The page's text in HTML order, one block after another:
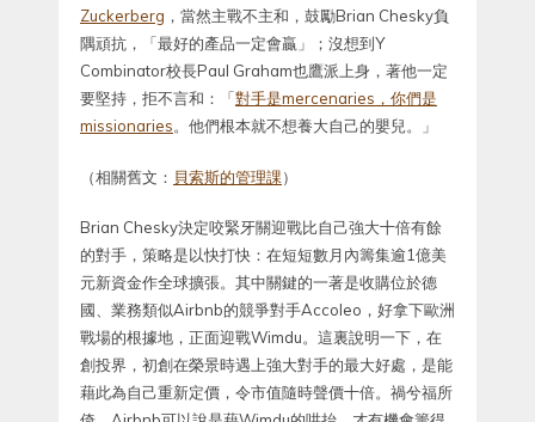
Zuckerberg ，當然主戰不主和，鼓勵Brian Chesky負
隅頑抗，「最好的產品一定會贏」；沒想到Y
Combinator校長Paul Graham也鷹派上身，著他一定
要堅持，拒不言和：「對手是mercenaries，你們是
missionaries。他們根本就不想養大自己的嬰兒。」
（相關舊文： 貝索斯的管理課）
Brian Chesky決定咬緊牙關迎戰比自己強大十倍有餘
的對手，策略是以快打快：在短短數月內籌集逾1億美
元新資金作全球擴張。其中關鍵的一著是收購位於德
國、業務類似Airbnb的競爭對手Accoleo，好拿下歐洲
戰場的根據地，正面迎戰Wimdu。這裏說明一下，在
創投界，初創在榮景時遇上強大對手的最大好處，是能
藉此為自己重新定價，令市值隨時聲價十倍。禍兮福所